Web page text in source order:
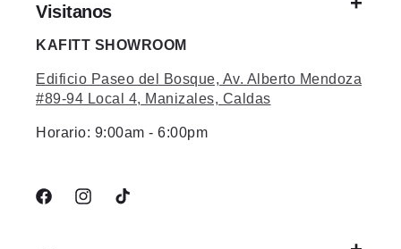
Visitanos
KAFITT SHOWROOM
Edificio Paseo del Bosque, Av. Alberto Mendoza
#89-94 Local 4, Manizales, Caldas
Horario: 9:00am - 6:00pm
FacebookInstagramTikTok